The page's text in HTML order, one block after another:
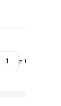
z 1